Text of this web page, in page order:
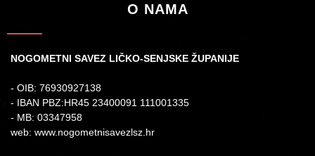
O NAMA
NOGOMETNI SAVEZ LIČKO-SENJSKE ŽUPANIJE
- OIB: 76930927138
- IBAN PBZ:HR45 23400091 111001335
- MB: 03347958
web: www.nogometnisavezlsz.hr